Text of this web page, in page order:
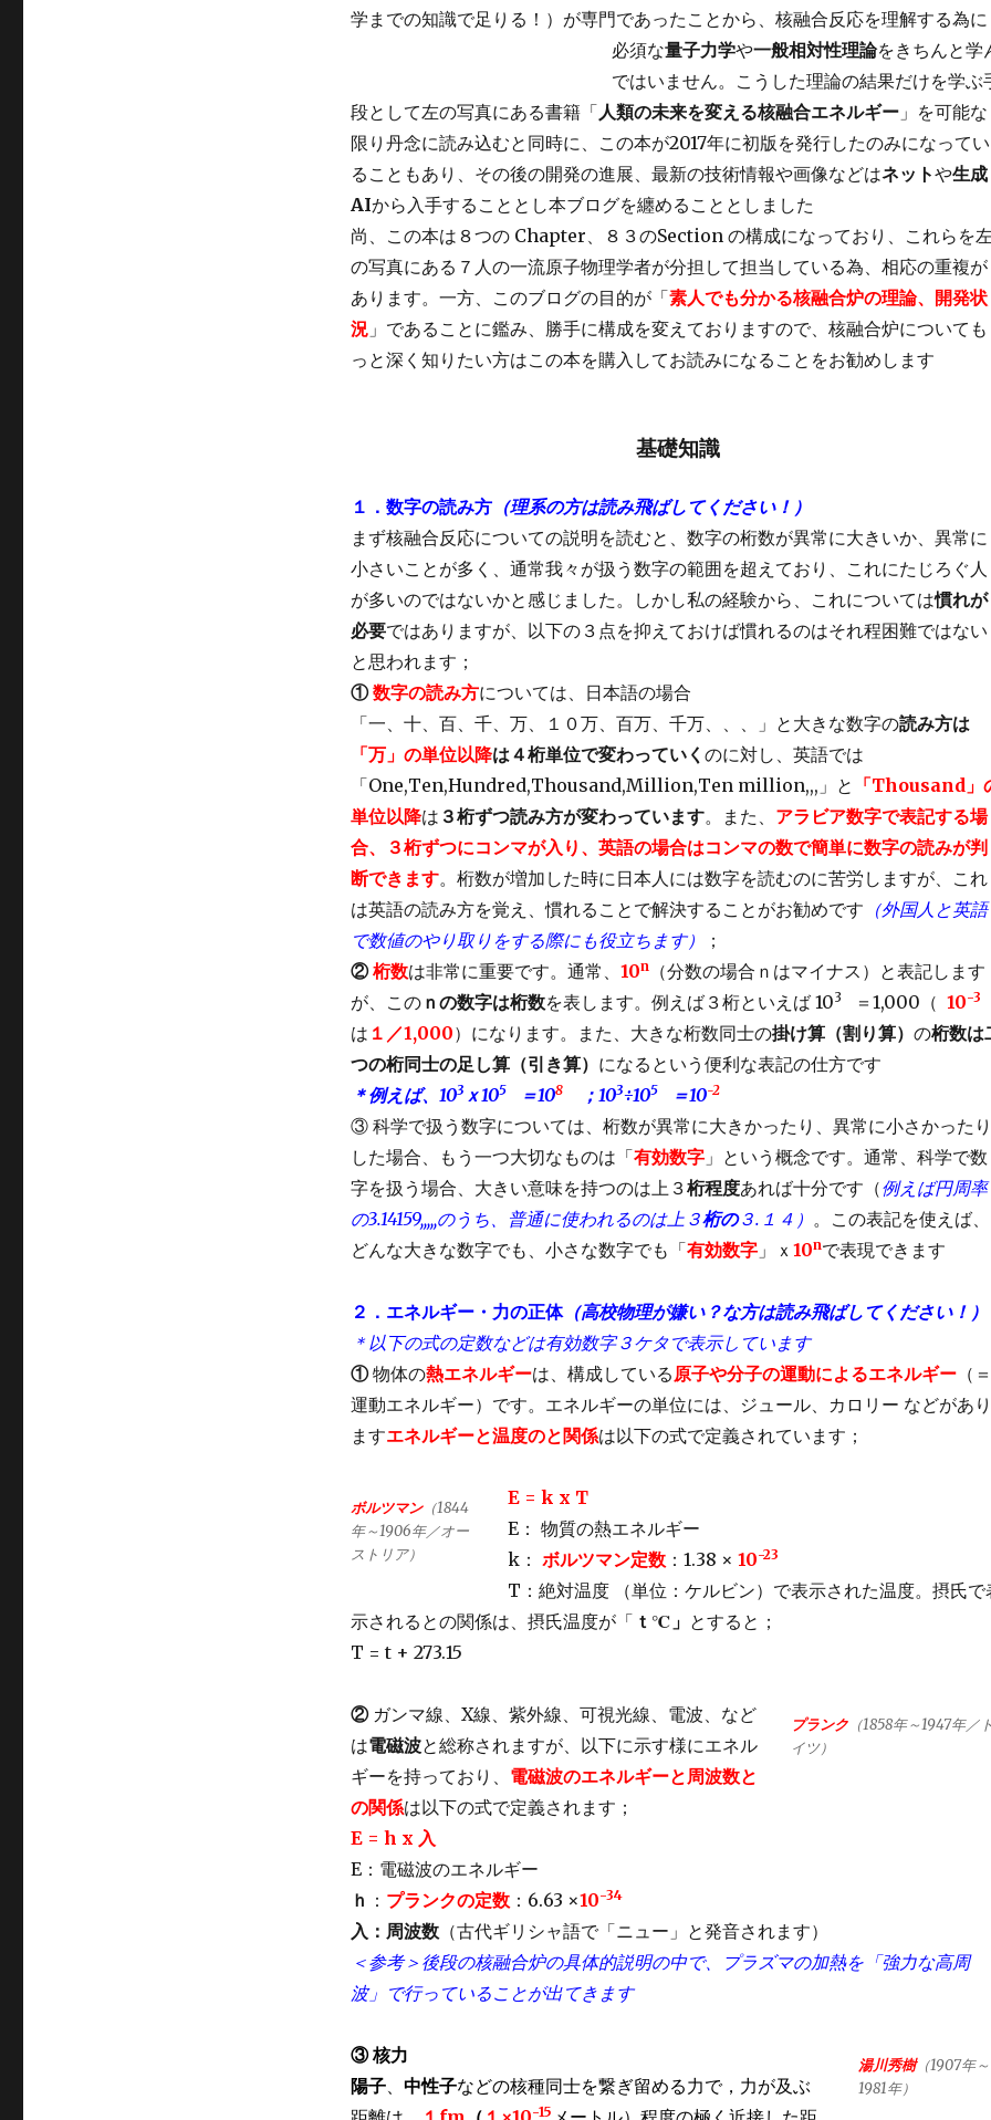
学までの知識で足りる！）が専門であったことから、核融合反応を理解する為に
必須な量子力学や一般相対性理論をきちんと学
ではいません。こうした理論の結果だけを学ぶ
段として左の写真にある書籍「人類の未来を変える核融合エネルギー」を可能な
限り丹念に読み込むと同時に、この本が2017年に初版を発行したのみになってい
ることもあり、その後の開発の進展、最新の技術情報や画像などはネットや生成
AIから入手することとし本ブログを纏めることとしました
尚、この本は８つの Chapter、８３のSection の構成になっており、これらを
の写真にある７人の一流原子物理学者が分担して担当している為、相応の重複が
あります。一方、このブログの目的が「素人でも分かる核融合炉の理論、開発状
況」であることに鑑み、勝手に構成を変えておりますので、核融合炉についても
っと深く知りたい方はこの本を購入してお読みになることをお勧めします
基礎知識
１．数字の読み方（理系の方は読み飛ばしてください！）
まず核融合反応についての説明を読むと、数字の桁数が異常に大きいか、異常に
小さいことが多く、通常我々が扱う数字の範囲を超えており、これにたじろぐ人
が多いのではないかと感じました。しかし私の経験から、これについては慣れが
必要ではありますが、以下の３点を抑えておけば慣れるのはそれ程困難ではない
と思われます；
①数字の読み方については、日本語の場合
「一、十、百、千、万、１０万、百万、千万、、、」と大きな数字の読み方は
「万」の単位以降は４桁単位で変わっていく のに対し、英語では
「One,Ten,Hundred,Thousand,Million,Ten million,,,」と 「Thousand」
単位以降は ３桁ずつ読み方が変わっています。また、 アラビア数字で表記する場
合、３桁ずつにコンマが入り、英語の場合はコンマの数で簡単に数字の読みが判
断できます。桁数が増加した時に日本人には数字を読むのに苦労しますが、これ
は英語の読み方を覚え、慣れることで解決することがお勧めです （外国人と英語
で数値のやり取りをする際にも役立ちます）
；
②桁数は非常に重要です。通常、 10n（分数の場合ｎはマイナス）と表記します
が、このｎの数字は桁数を表します。例えば３桁といえば 103 ＝1,000（ 10-3
は １／1,000）になります。また、大きな桁数同士の掛け算（割り算） の桁数は
つの桁同士の足し算（引き算） になるという便利な表記の仕方です
＊例えば、103ｘ105 ＝108；103÷105 ＝10-2
③ 科学で扱う数字については、桁数が異常に大きかったり、異常に小さかったり
した場合、もう一つ大切なものは「有効数字」という概念です。通常、科学で数
字を扱う場合、大きい意味を持つのは上３ 桁程度あれば十分です（例えば円周率
の3.14159,,,,,のうち、普通に使われるのは上３桁の３.１４） 。この表記を使えば、
どんな大きな数字でも、小さな数字でも「有効数字」ｘ 10nで表現できます
２．エネルギー・力の正体（高校物理が嫌い？な方は読み飛ばしてください！）
＊以下の式の定数などは有効数字３ケタで表示しています
①物体の熱エネルギーは、構成している原子や分子の運動によるエネルギー（＝
運動エネルギー）です。エネルギーの単位には、ジュール、カロリー などがあり
ますエネルギーと温度のと関係は以下の式で定義されています；
ボルツマン（1844
年～1906年／オー
ストリア）
E = k x T
E： 物質の熱エネルギー
k： ボルツマン定数：1.38 × 10-23
T：絶対温度 （単位：ケルビン）で表示された温度。摂氏で
示されるとの関係は、摂氏温度が「 ｔ℃」 とすると；
T = t + 273.15
プランク（1858年～1947年／
イツ）
②ガンマ線、X線、紫外線、可視光線、電波、など
は電磁波と総称されますが、以下に示す様にエネル
ギーを持っており、 電磁波のエネルギーと周波数と
の関係は以下の式で定義されます；
E = h x 入
E：電磁波のエネルギー
ｈ ： プランクの定数：6.63 ×10-34
入：周波数（古代ギリシャ語で「ニュー」と発音されます）
＜参考＞後段の核融合炉の具体的説明の中で、プラズマの加熱を「強力な高周
波」で行っていることが出てきます
湯川秀樹（1907年～
1981年）
③ 核力
陽子、 中性子などの核種同士を繋ぎ留める力で，力が及ぶ
-15